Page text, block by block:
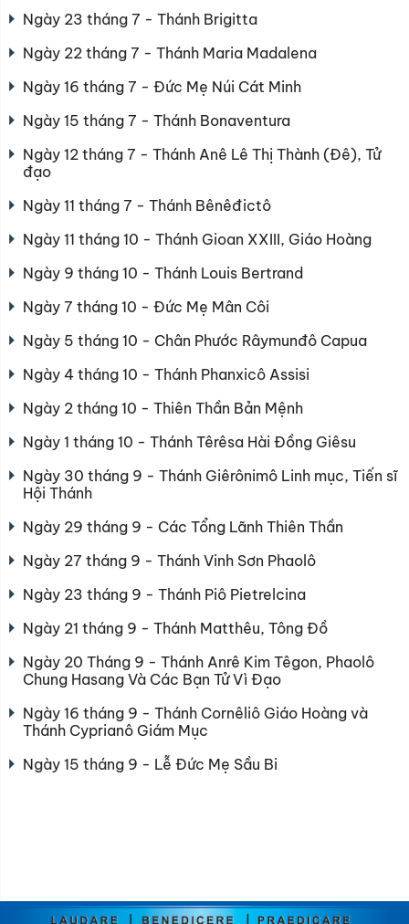
Ngày 23 tháng 7 - Thánh Brigitta
Ngày 22 tháng 7 - Thánh Maria Madalena
Ngày 16 tháng 7 - Đức Mẹ Núi Cát Minh
Ngày 15 tháng 7 - Thánh Bonaventura
Ngày 12 tháng 7 - Thánh Anê Lê Thị Thành (Đê), Tử
đạo
Ngày 11 tháng 7 - Thánh Bênêđictô
Ngày 11 tháng 10 - Thánh Gioan XXIII, Giáo Hoàng
Ngày 9 tháng 10 - Thánh Louis Bertrand
Ngày 7 tháng 10 - Đức Mẹ Mân Côi
Ngày 5 tháng 10 - Chân Phước Râymunđô Capua
Ngày 4 tháng 10 - Thánh Phanxicô Assisi
Ngày 2 tháng 10 - Thiên Thần Bản Mệnh
Ngày 1 tháng 10 - Thánh Têrêsa Hài Đồng Giêsu
Ngày 30 tháng 9 - Thánh Giêrônimô Linh mục, Tiến sĩ
Hội Thánh
Ngày 29 tháng 9 - Các Tổng Lãnh Thiên Thần
Ngày 27 tháng 9 - Thánh Vinh Sơn Phaolô
Ngày 23 tháng 9 - Thánh Piô Pietrelcina
Ngày 21 tháng 9 - Thánh Matthêu, Tông Đồ
Ngày 20 Tháng 9 - Thánh Anrê Kim Têgon, Phaolô
Chung Hasang Và Các Bạn Tử Vì Đạo
Ngày 16 tháng 9 - Thánh Cornêliô Giáo Hoàng và
Thánh Cyprianô Giám Mục
Ngày 15 tháng 9 - Lễ Đức Mẹ Sầu Bi